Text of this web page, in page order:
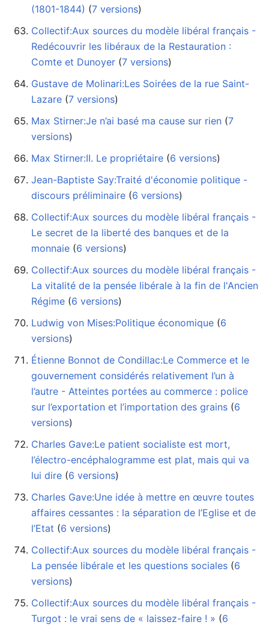
(1801-1844) ‏‎ (7 versions)
Collectif:Aux sources du modèle libéral français -
Redécouvrir les libéraux de la Restauration :
Comte et Dunoyer ‏‎ (7 versions)
Gustave de Molinari:Les Soirées de la rue Saint-
Lazare ‏‎ (7 versions)
Max Stirner:Je n’ai basé ma cause sur rien ‏‎ (7
versions)
Max Stirner:II. Le propriétaire ‏‎ (6 versions)
Jean-Baptiste Say:Traité d'économie politique -
discours préliminaire ‏‎ (6 versions)
Collectif:Aux sources du modèle libéral français -
Le secret de la liberté des banques et de la
monnaie ‏‎ (6 versions)
Collectif:Aux sources du modèle libéral français -
La vitalité de la pensée libérale à la fin de l'Ancien
Régime ‏‎ (6 versions)
Ludwig von Mises:Politique économique ‏‎ (6
versions)
Étienne Bonnot de Condillac:Le Commerce et le
gouvernement considérés relativement l’un à
l’autre - Atteintes portées au commerce : police
sur l’exportation et l’importation des grains ‏‎ (6
versions)
Charles Gave:Le patient socialiste est mort,
l’électro-encéphalogramme est plat, mais qui va
lui dire ‏‎ (6 versions)
Charles Gave:Une idée à mettre en œuvre toutes
affaires cessantes : la séparation de l’Eglise et de
l’Etat ‏‎ (6 versions)
Collectif:Aux sources du modèle libéral français -
La pensée libérale et les questions sociales ‏‎ (6
versions)
Collectif:Aux sources du modèle libéral français -
Turgot : le vrai sens de « laissez-faire ! » ‏‎ (6